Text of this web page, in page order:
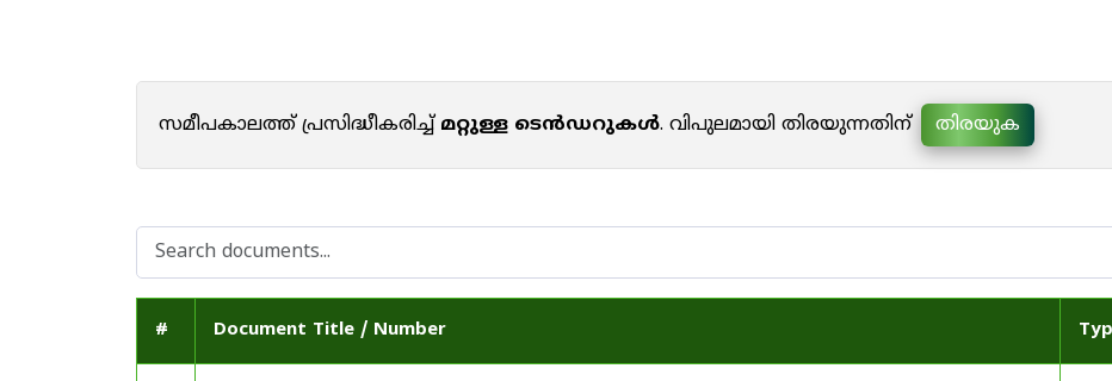
സമീപകാലത്ത് പ്രസിദ്ധീകരിച്ച്മറ്റുള്ള ടെൻഡറുകൾ. വിപുലമായി തിരയുന്നതിന് തിരയുക
# Document Title / Number